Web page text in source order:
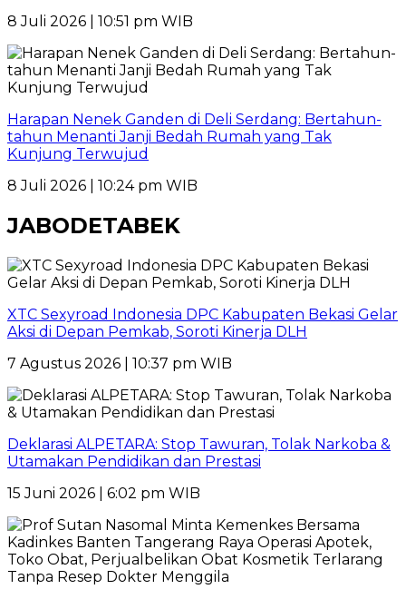
8 Juli 2026 | 10:51 pm WIB
Harapan Nenek Ganden di Deli Serdang: Bertahun-
tahun Menanti Janji Bedah Rumah yang Tak
Kunjung Terwujud
8 Juli 2026 | 10:24 pm WIB
JABODETABEK
XTC Sexyroad Indonesia DPC Kabupaten Bekasi Gelar
Aksi di Depan Pemkab, Soroti Kinerja DLH
7 Agustus 2026 | 10:37 pm WIB
Deklarasi ALPETARA: Stop Tawuran, Tolak Narkoba &
Utamakan Pendidikan dan Prestasi
15 Juni 2026 | 6:02 pm WIB